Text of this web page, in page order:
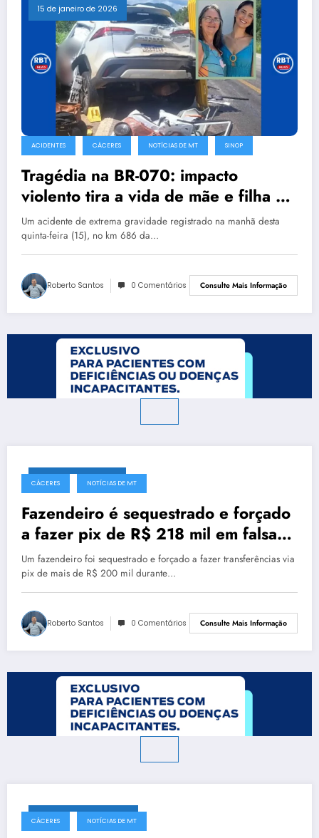
15 de janeiro de 2026
ACIDENTES CÁCERES NOTÍCIAS DE MT SINOP
Tragédia na BR-070: impacto
violento tira a vida de mãe e filha em
Cáceres
Um acidente de extrema gravidade registrado na manhã desta
quinta-feira (15), no km 686 da…
Roberto Santos 0 Comentários Consulte Mais Informação
14 de janeiro de 2026
CÁCERES NOTÍCIAS DE MT
Fazendeiro é sequestrado e forçado
a fazer pix de R$ 218 mil em falsa
venda de terra em MT
Um fazendeiro foi sequestrado e forçado a fazer transferências via
pix de mais de R$ 200 mil durante…
Roberto Santos 0 Comentários Consulte Mais Informação
17 de dezembro de 2025
CÁCERES NOTÍCIAS DE MT